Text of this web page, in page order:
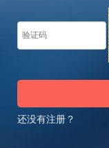
还没有注册？